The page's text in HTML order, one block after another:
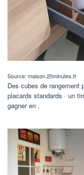
Source: maison.20minutes.fr
Des cubes de rangement
placards standards · un
gagner en .